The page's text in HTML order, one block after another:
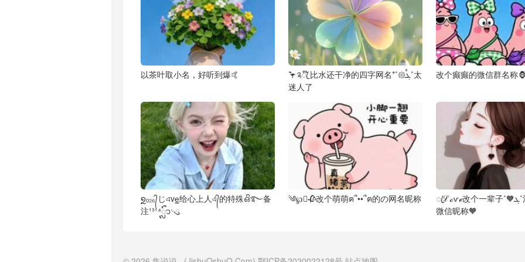
以茶叶取小名，好听到爆🤙
🦩༉ꦿ໊ 比水还干净的四字网名*˚𑁍ࠬܓ˚太
迷人了
改个癫癫的微信群名称
໑ຼₒ₂₆᭄じএve͇给心上人এ᭄的特殊ഒᩚ࿐备
注¹³¹⁴ᬽ࿙ུ
༄℘⃝🥀改个萌萌ฅ՞••՞ฅ的の网名昵称
ꦿℒℴѵℯ改个一辈子˚🧡ܓ˚清净࿐的ꦾᩚ
微信昵称🧡